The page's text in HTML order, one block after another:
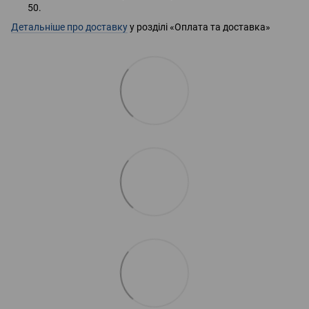
50.
Детальніше про доставкуу розділі «Оплата та доставка»